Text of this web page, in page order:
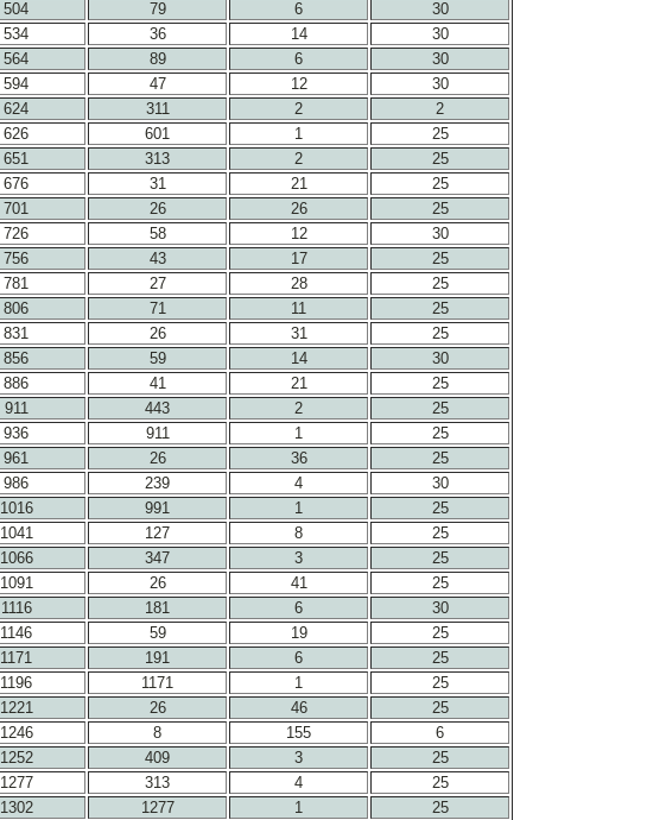
504 79 6
30
534 36 14
30
564 89 6
30
594 47 12
30
624 311 2
2
626 601 1
25
651 313 2
25
676 31 21
25
701 26 26
25
726 58 12
30
756 43 17
25
781 27 28
25
806 71 11
25
831 26 31
25
856 59 14
30
886 41 21
25
911 443 2
25
936 911 1
25
961 26 36
25
986 239 4
30
1016 991 1
25
1041 127 8
25
1066 347 3
25
1091 26 41
25
1116 181 6
30
1146 59 19
25
1171 191 6
25
1196 1171 1
25
1221 26 46
25
1246 8 155
6
1252 409 3
25
1277 313 4
25
1302 1277 1
25